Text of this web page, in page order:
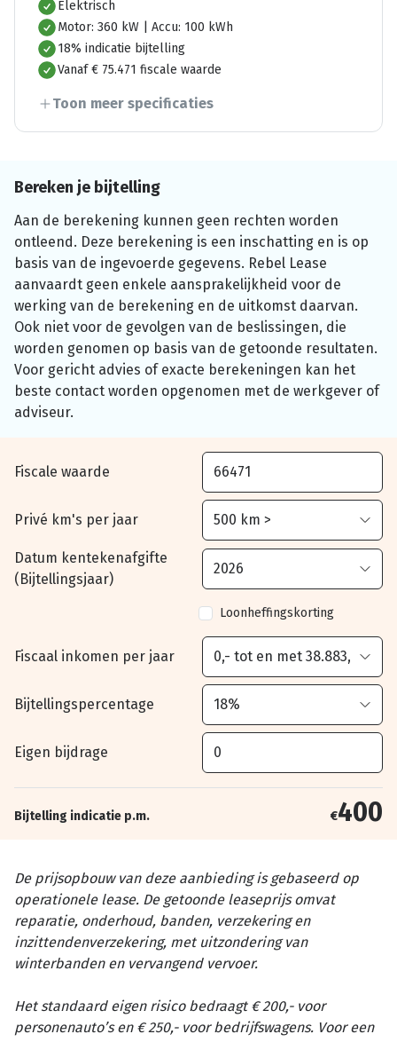
Elektrisch
Motor: 360 kW | Accu: 100 kWh
18% indicatie bijtelling
Vanaf € 75.471 fiscale waarde
Toon meer specificaties
Bereken je bijtelling
Aan de berekening kunnen geen rechten worden
ontleend. Deze berekening is een inschatting en is op
basis van de ingevoerde gegevens. Rebel Lease
aanvaardt geen enkele aansprakelijkheid voor de
werking van de berekening en de uitkomst daarvan.
Ook niet voor de gevolgen van de beslissingen, die
worden genomen op basis van de getoonde resultaten.
Voor gericht advies of exacte berekeningen kan het
beste contact worden opgenomen met de werkgever of
adviseur.
Fiscale waarde
Privé km's per jaar
Datum kentekenafgifte
(Bijtellingsjaar)
Loonheffingskorting
Fiscaal inkomen per jaar
Bijtellingspercentage
Eigen bijdrage
Bijtelling indicatie p.m. €400
De prijsopbouw van deze aanbieding is gebaseerd op
operationele lease. De getoonde leaseprijs omvat
reparatie, onderhoud, banden, verzekering en
inzittendenverzekering, met uitzondering van
winterbanden en vervangend vervoer.
Het standaard eigen risico bedraagt € 200,- voor
personenauto’s en € 250,- voor bedrijfswagens. Voor een